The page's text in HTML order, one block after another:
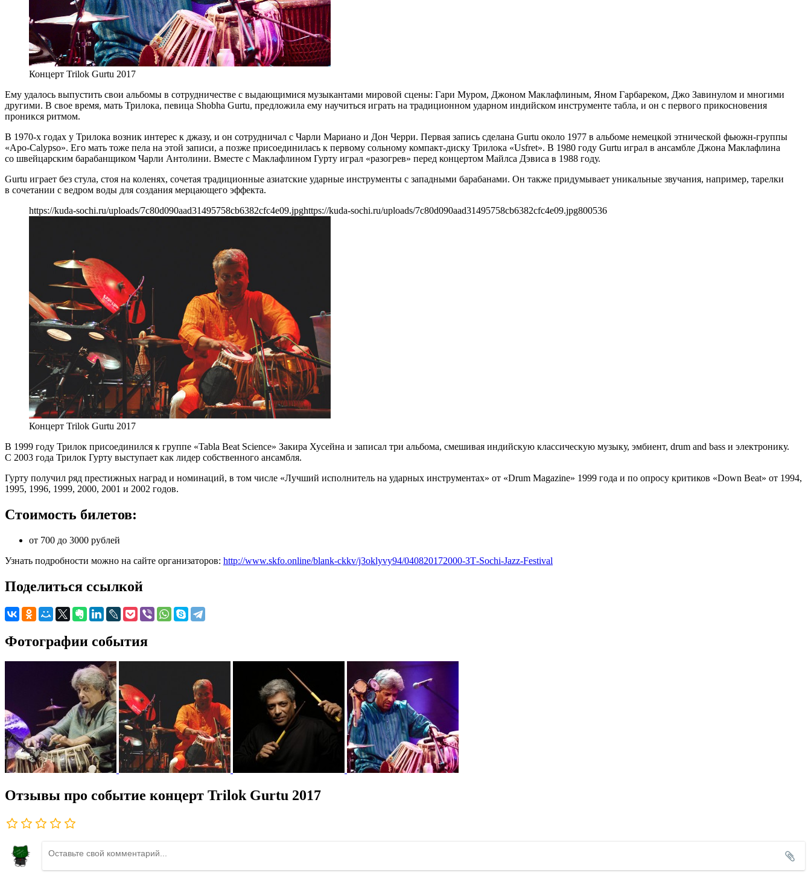
Концерт Trilok Gurtu 2017
Ему удалось выпустить свои альбомы в сотрудничестве с выдающимися музыкантами мировой сцены: Гари Муром, Джоном Маклафлиным, Яном Гарбареком, Джо Завинулом и многими
другими. В свое время, мать Трилока, певица Shobha Gurtu, предложила ему научиться играть на традиционном ударном индийском инструменте табла, и он с первого прикосновения
проникся ритмом.
В 1970-х годах у Трилока возник интерес к джазу, и он сотрудничал с Чарли Мариано и Дон Черри. Первая запись сделана Gurtu около 1977 в альбоме немецкой этнической фьюжн-группы
«Apo-Calypso». Его мать тоже пела на этой записи, а позже присоединилась к первому сольному компакт-диску Трилока «Usfret». В 1980 году Gurtu играл в ансамбле Джона Маклафлина
со швейцарским барабанщиком Чарли Антолини. Вместе с Маклафлином Гурту играл «разогрев» перед концертом Майлса Дэвиса в 1988 году.
Gurtu играет без стула, стоя на коленях, сочетая традиционные азиатские ударные инструменты с западными барабанами. Он также придумывает уникальные звучания, например, тарелки
в сочетании с ведром воды для создания мерцающего эффекта.
https://kuda-sochi.ru/uploads/7c80d090aad31495758cb6382cfc4e09.jpghttps://kuda-sochi.ru/uploads/7c80d090aad31495758cb6382cfc4e09.jpg800536
Концерт Trilok Gurtu 2017
В 1999 году Трилок присоединился к группе «Tabla Beat Science» Закира Хусейна и записал три альбома, смешивая индийскую классическую музыку, эмбиент, drum and bass и электронику.
С 2003 года Трилок Гурту выступает как лидер собственного ансамбля.
Гурту получил ряд престижных наград и номинаций, в том числе «Лучший исполнитель на ударных инструментах» от «Drum Magazine» 1999 года и по опросу критиков «Down Beat» от 1994,
1995, 1996, 1999, 2000, 2001 и 2002 годов.
Стоимость билетов:
от 700 до 3000 рублей
Узнать подробности можно на сайте организаторов: http://www.skfo.online/blank-ckkv/j3oklyvy94/040820172000-ЗТ-Sochi-Jazz-Festival
Поделиться ссылкой
Фотографии события
Отзывы про событие концерт Trilok Gurtu 2017